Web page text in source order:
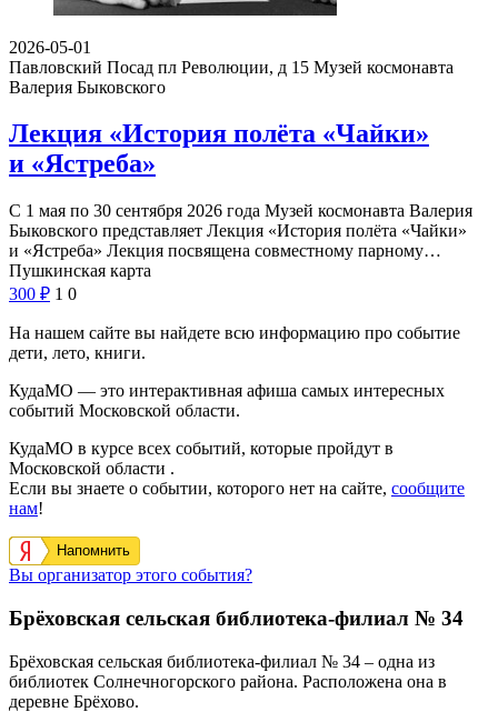
2026-05-01
Павловский Посад пл Революции, д 15 Музей космонавта
Валерия Быковского
Лекция «История полёта «Чайки»
и «Ястреба»
С 1 мая по 30 сентября 2026 года Музей космонавта Валерия
Быковского представляет Лекция «История полёта «Чайки»
и «Ястреба» Лекция посвящена совместному парному…
Пушкинская карта
300 ₽ 1 0
На нашем сайте вы найдете всю информацию про событие
дети, лето, книги.
КудаМО — это интерактивная афиша самых интересных
событий Московской области.
КудаМО в курсе всех событий, которые пройдут в
Московской области .
Если вы знаете о событии, которого нет на сайте, сообщите
нам!
Напомнить
Вы организатор этого события?
Брёховская сельская библиотека-филиал № 34
Брёховская сельская библиотека-филиал № 34 – одна из
библиотек Солнечногорского района. Расположена она в
деревне Брёхово.